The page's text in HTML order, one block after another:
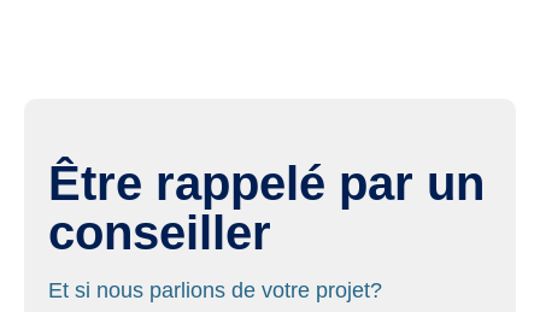
Web
Être rappelé par un
conseiller
Et si nous parlions de votre projet?